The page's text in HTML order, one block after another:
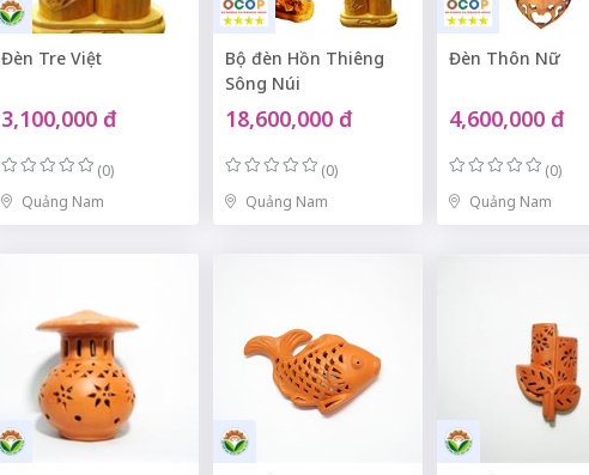
Đèn Tre Việt
3,100,000 đ
(0)
Quảng Nam
Bộ đèn Hồn Thiêng
Sông Núi
18,600,000 đ
(0)
Quảng Nam
Đèn Thôn Nữ
4,600,000 đ
(0)
Quảng Nam